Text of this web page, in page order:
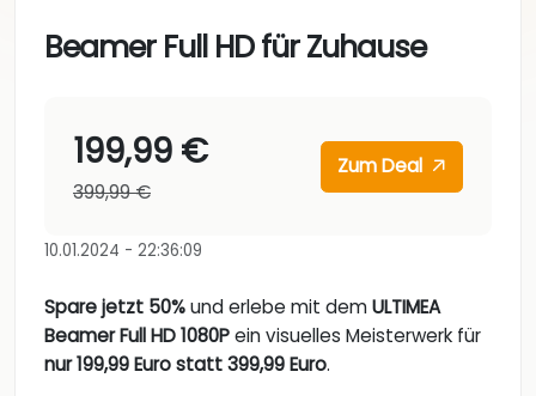
Beamer Full HD für Zuhause
199,99 €
399,99 €
Zum Deal
10.01.2024 - 22:36:09
Spare jetzt 50%und erlebe mit demULTIMEA
Beamer Full HD 1080Pein visuelles Meisterwerk für
nur 199,99 Euro statt 399,99 Euro.